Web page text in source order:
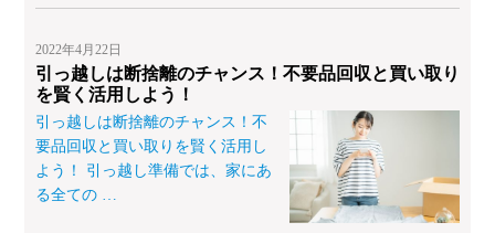
2022年4月22日
引っ越しは断捨離のチャンス！不要品回収と買い取り
を賢く活用しよう！
引っ越しは断捨離のチャンス！不
要品回収と買い取りを賢く活用し
よう！ 引っ越し準備では、家にあ
る全ての